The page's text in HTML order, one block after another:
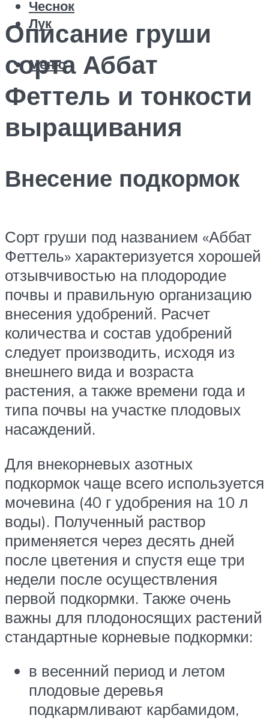
Чеснок
Лук
Меню
Описание груши
сорта Аббат
Феттель и тонкости
выращивания
Внесение подкормок
Сорт груши под названием «Аббат
Феттель» характеризуется хорошей
отзывчивостью на плодородие
почвы и правильную организацию
внесения удобрений. Расчет
количества и состав удобрений
следует производить, исходя из
внешнего вида и возраста
растения, а также времени года и
типа почвы на участке плодовых
насаждений.
Для внекорневых азотных
подкормок чаще всего используется
мочевина (40 г удобрения на 10 л
воды). Полученный раствор
применяется через десять дней
после цветения и спустя еще три
недели после осуществления
первой подкормки. Также очень
важны для плодоносящих растений
стандартные корневые подкормки:
в весенний период и летом
плодовые деревья
подкармливают карбамидом,